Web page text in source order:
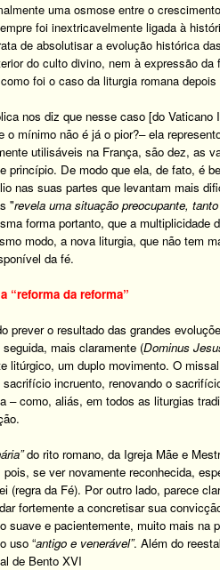
uma osmose entre o
foi inextricavelmente ligada à
de absolutisar a evolução histórica
do culto divino, nem à expressão da
foi o caso da liturgia romana
nos diz que nesse caso [do
o mínimo não é já o pior?–ela
utilisáveis na França, são dez, as
princípio. De modo que ela, de fato, é
nas suas partes que levantam mais
"revela uma situação preocupante,
forma portanto, que a multiplicidade
modo, a nova liturgia, que não tem
da fé.
“reforma da reforma”
prever o resultado das grandes
mais claramente (Dominus
litúrgico, um duplo movimento. O
incruento, renovando o
– como, aliás, em todos as liturgias
do rito romano, da Igreja Mãe e
pois, se ver novamente reconhecida,
(regra da Fé). Por outro lado, parece
fortemente a concretisar sua
suave e pacientemente, muito mais na
uso “antigo e venerável”. Além do
de Bento XVI